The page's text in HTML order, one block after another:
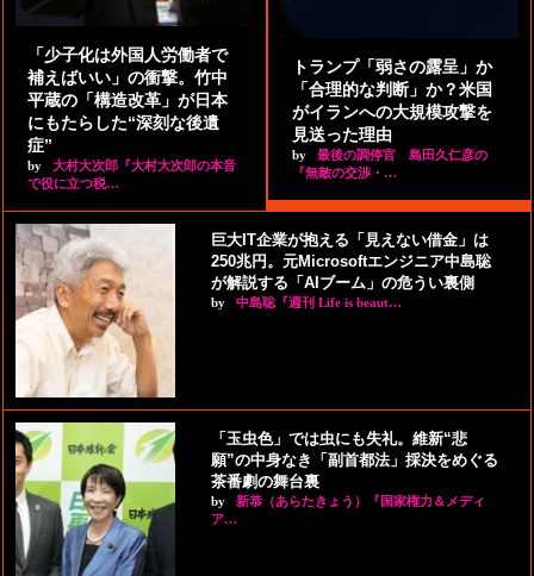
「少子化は外国人労働者で
補えばいい」の衝撃。竹中
平蔵の「構造改革」が日本
にもたらした“深刻な後遺
症”
by
大村大次郎『大村大次郎の本音
で役に立つ税…
トランプ「弱さの露呈」か
「合理的な判断」か？米国
がイランへの大規模攻撃を
見送った理由
by
最後の調停官 島田久仁彦の
『無敵の交渉・…
巨大IT企業が抱える「見えない借金」は
250兆円。元Microsoftエンジニア中島聡
が解説する「AIブーム」の危うい裏側
by 中島聡『週刊 Life is beaut…
「玉虫色」では虫にも失礼。維新“悲
願”の中身なき「副首都法」採決をめぐる
茶番劇の舞台裏
by
新恭（あらたきょう）『国家権力＆メディ
ア…